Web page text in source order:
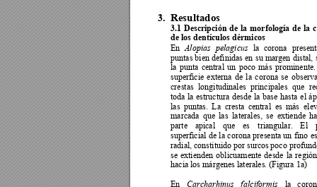
3. Resultados
3.1 Descripción de la morfología de la
de los dentículos dérmicos
En Alopias pelagicus la corona
puntas bien definidas en su margen distal,
la punta central un poco más prominente.
superficie externa de la corona se
crestas longitudinales principales que re
toda la estructura desde la base hasta el
las puntas. La cresta central es más
marcada que las laterales, se extiende
parte
apical que es triangular. El
superficial de la corona presenta un fino
radial, constituido por surcos poco
se extienden oblicuamente desde la
hacia los márgenes laterales. (Figura 1a)
En Carcharhinus falciformis la